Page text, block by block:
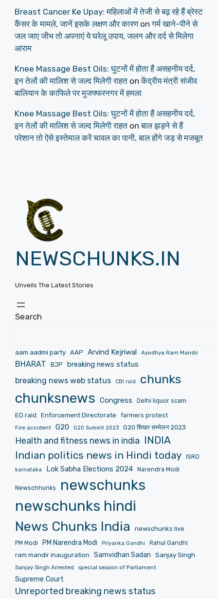
Breast Cancer Ke Upay: महिलाओं में तेजी से बढ़ रहे हैं ब्रेस्ट
कैंसर के मामले, जानें इसके लक्षण और कारणonगर्म खाने-पीने से
जल जाए जीभ तो अपनाएं ये घरेलू उपाय, जलन और दर्द से मिलेगा
आराम
Knee Massage Best Oils: घुटनों में होता हैं असहनीय दर्द,
इन तेलों की मालिश से जल्द मिलेगी राहत onकेंद्रीय मंत्री संजीव
बालियान के काफिले पर मुजफ्फरनगर में हमला
Knee Massage Best Oils: घुटनों में होता हैं असहनीय दर्द,
इन तेलों की मालिश से जल्द मिलेगी राहत onबाल झड़ने से हैं
परेशान तो ऐसे इस्तेमाल करें चावल का पानी, बाल होंगे जड़ से मजबूत
NEWSCHUNKS.IN
Unveils The Latest Stories
Search
aam aadmi party AAP Arvind Kejriwal Ayodhya Ram Mandir
BHARAT BJP breaking news status
breaking news web status CBI raid chunks
chunksnews Congress
Delhi liquor scam
ED raid
Enforcement Directorate farmers protest
Fire accident G20 G20 Summit 2023 G20 शिखर सम्मेलन 2023
Health and fitness news in india INDIA
Indian politics news in Hindi today
ISRO
karnataka Lok Sabha Elections 2024 Narendra Modi
Newschhunks
newschunks
newschunks hindi
News Chunks India
newschunks live
PM Modi
PM Narendra Modi Priyanka Gandhi
Rahul Gandhi
ram mandir inauguration
Samvidhan Sadan Sanjay Singh
Sanjay Singh Arrested special session of Parliament
Supreme Court
Unreported breaking news status